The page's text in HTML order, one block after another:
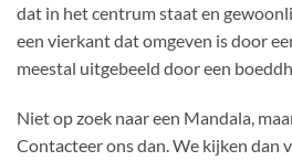
dat in het centrum staat en
een vierkant dat omgeven is door
meestal uitgebeeld door een
Niet op zoek naar een Mandala,
Contacteer ons dan. We kijken dan